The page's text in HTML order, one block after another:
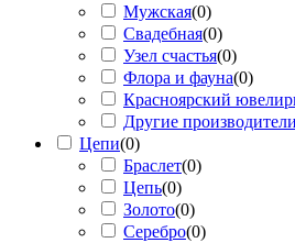
Мужская(0)
Свадебная(0)
Узел счастья(0)
Флора и фауна(0)
Красноярский
Другие производители
Цепи(0)
Браслет(0)
Цепь(0)
Золото(0)
Серебро(0)